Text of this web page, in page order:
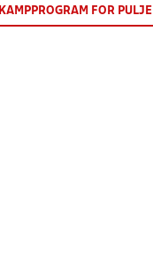
KAMPPROGRAM FOR PULJE